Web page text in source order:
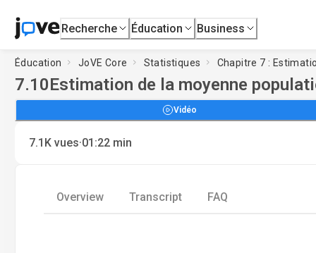
Recherche Éducation Business
Éducation JoVE Core Statistiques Chapitre 7 :
7.10Estimation de la moyenne
Vidéo
7.1K vues·01:22 min
Overview Transcript FAQ